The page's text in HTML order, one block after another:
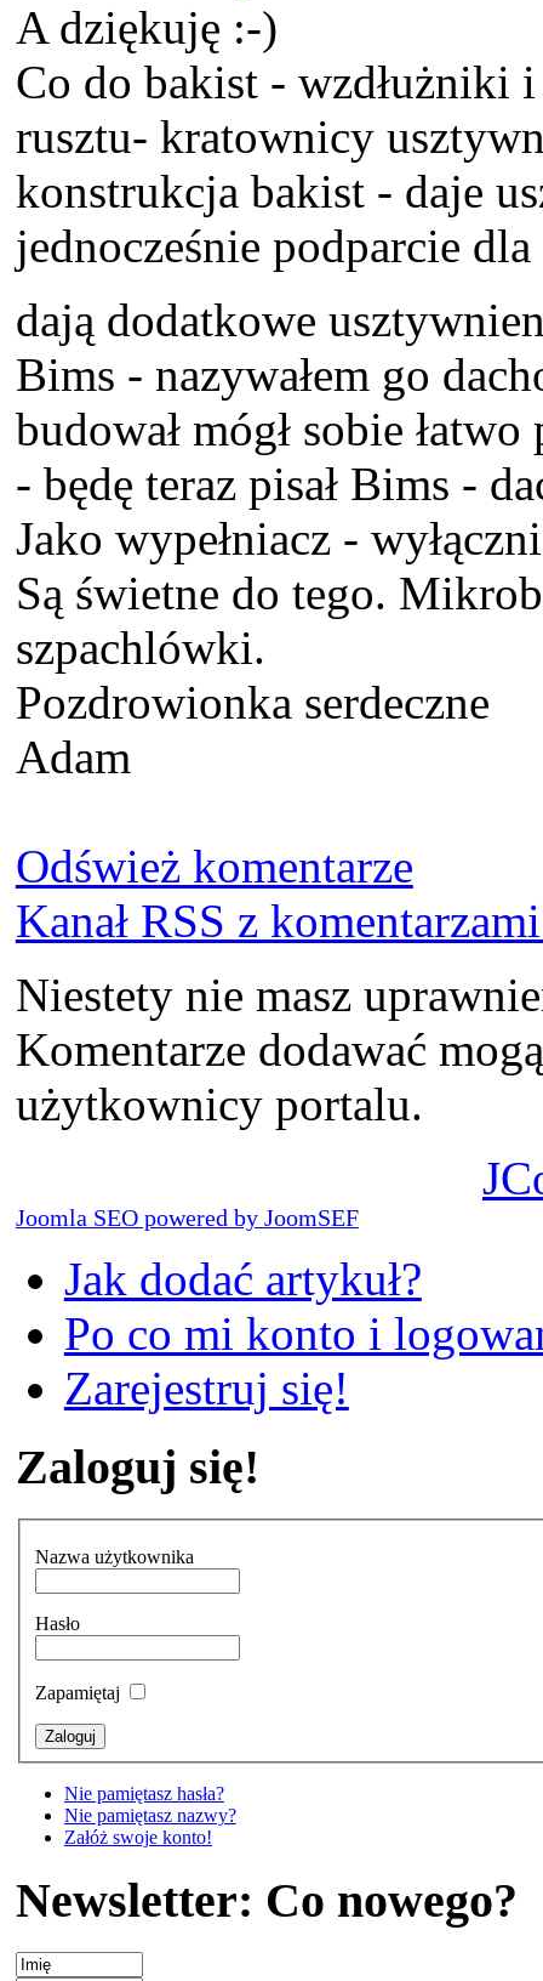
A dziękuję
Co do bakist -
rusztu- kratownicy
konstrukcja bakist - daje
jednocześnie podparcie
dają dodatkowe
Bims - nazywałem go
budował mógł sobie
- będę teraz pisał Bims -
Jako wypełniacz -
Są świetne do tego.
szpachlówki.
Pozdrowionka serdeczne
Adam
Odśwież komentarze
Kanał RSS z
Niestety nie masz
Komentarze dodawać
użytkownicy portalu.
Joomla SEO powered by JoomSEF
Jak dodać artykuł?
Po co mi konto i
Zarejestruj się!
Zaloguj się!
Nazwa użytkownika
Hasło
Zapamiętaj
Nie pamiętasz hasła?
Nie pamiętasz nazwy?
Załóż swoje konto!
Newsletter: Co nowego?